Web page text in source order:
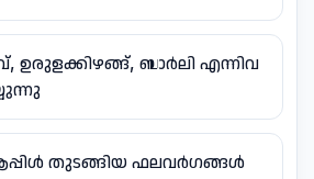
ഉരുളക്കിഴങ്ങ്, ബാർലി എന്നിവ
തുടങ്ങിയ ഫലവർഗങ്ങൾ